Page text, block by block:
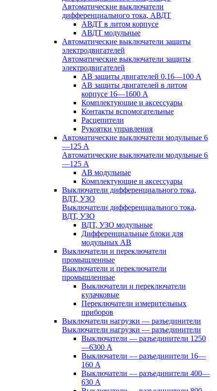
Автоматические выключатели
дифференциального тока, АВДТ
АВДТ в литом корпусе
АВДТ модульные
Автоматические выключатели защиты
электродвигателей
Автоматические выключатели защиты
электродвигателей
АВ защиты двигателей 0,16—100 А
АВ защиты двигателей в литом
корпусе 16—1600 А
Комплектующие и аксессуары
Контакты вспомогательные
Расцепители
Рукоятки управления
Автоматические выключатели модульные 6
—125 А
Автоматические выключатели модульные 6
—125 А
АВ модульные
Комплектующие и аксессуары
Выключатели дифференциального тока,
ВДТ, УЗО
Выключатели дифференциального тока,
ВДТ, УЗО
ВДТ, УЗО модульные
Дифференциальные блоки для
модульных АВ
Выключатели и переключатели
промышленные
Выключатели и переключатели
промышленные
Выключатели и переключатели
кулачковые
Переключатели измерительных
приборов
Выключатели нагрузки — разъединители
Выключатели нагрузки — разъединители
Выключатели — разъединители 1250
—6300 А
Выключатели — разъединители 16—
160 А
Выключатели — разъединители 400—
630 А